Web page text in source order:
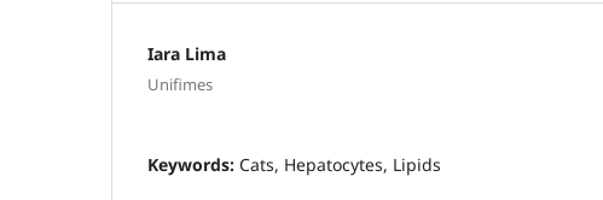
Iara Lima
Unifimes
Keywords: Cats, Hepatocytes, Lipids